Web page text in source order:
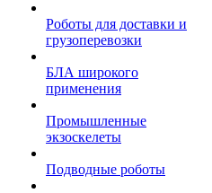
Роботы для доставки и
грузоперевозки
БЛА широкого
применения
Промышленные
экзоскелеты
Подводные роботы